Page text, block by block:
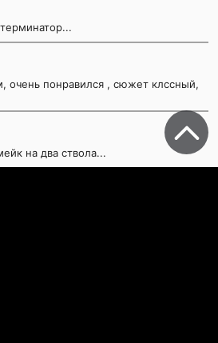
очень понравился , сюжет клссный,
на два ствола...